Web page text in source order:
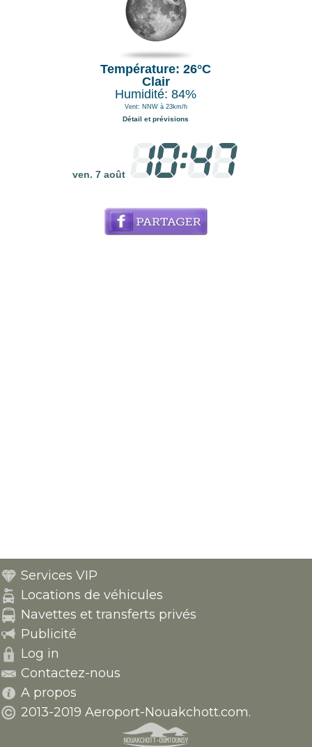
Température: 26°C
Clair
Humidité: 84%
Vent: NNW à 23km/h
Détail et prévisions
ven. 7 août
Services VIP
Locations de véhicules
Navettes et transferts privés
Publicité
Log in
Contactez-nous
A propos
2013-2019 Aeroport-Nouakchott.com.